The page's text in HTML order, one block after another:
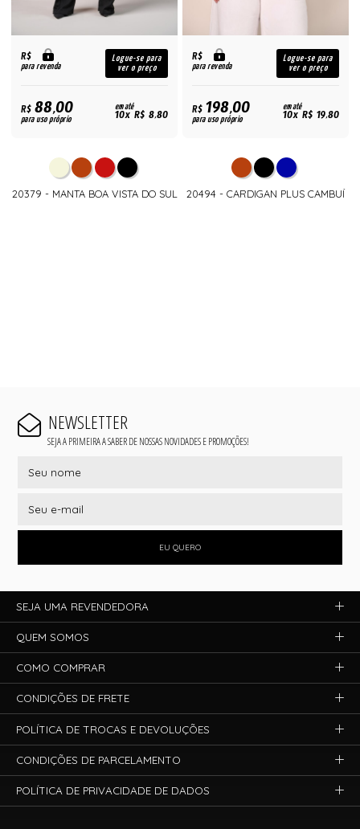
R$
para revenda
Logue-se para
ver o preço
R$88,00
para uso próprio
em até
10x R$ 8,80
20379 - MANTA BOA VISTA DO SUL
R$
para revenda
Logue-se para
ver o preço
R$198,00
para uso próprio
em até
10x R$ 19,80
20494 - CARDIGAN PLUS CAMBUÍ
NEWSLETTER
SEJA A PRIMEIRA A SABER DE NOSSAS NOVIDADES E PROMOÇÕES!
EU QUERO
SEJA UMA REVENDEDORA
QUEM SOMOS
COMO COMPRAR
CONDIÇÕES DE FRETE
POLÍTICA DE TROCAS E DEVOLUÇÕES
CONDIÇÕES DE PARCELAMENTO
POLÍTICA DE PRIVACIDADE DE DADOS